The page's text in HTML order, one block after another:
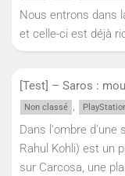
Nous entrons dans
et celle-ci est déjà
[Test] – Saros :
Non classé ,
Dans l'ombre d'une
Rahul Kohli) est un
sur Carcosa, une